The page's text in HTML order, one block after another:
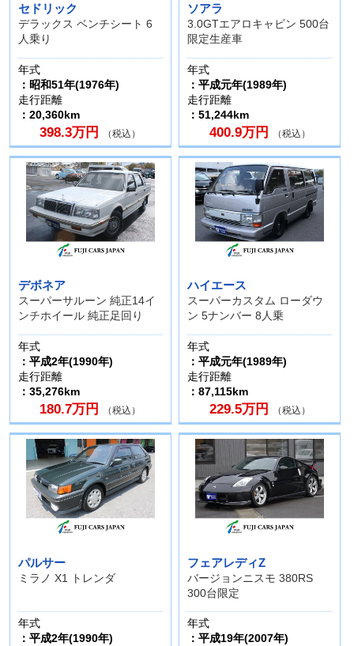
セドリック
デラックス ベンチシート 6
人乗り
年式
：昭和51年(1976年)
走行距離
：20,360km
398.3万円 （税込）
ソアラ
3.0GTエアロキャビン 500台
限定生産車
年式
：平成元年(1989年)
走行距離
：51,244km
400.9万円 （税込）
デボネア
スーパーサルーン 純正14イ
ンチホイール 純正足回り
年式
：平成2年(1990年)
走行距離
：35,276km
180.7万円 （税込）
ハイエース
スーパーカスタム ローダウ
ン 5ナンバー 8人乗
年式
：平成元年(1989年)
走行距離
：87,115km
229.5万円 （税込）
パルサー
ミラノ X1 トレンダ
年式
：平成2年(1990年)
フェアレディZ
バージョンニスモ 380RS
300台限定
年式
：平成19年(2007年)